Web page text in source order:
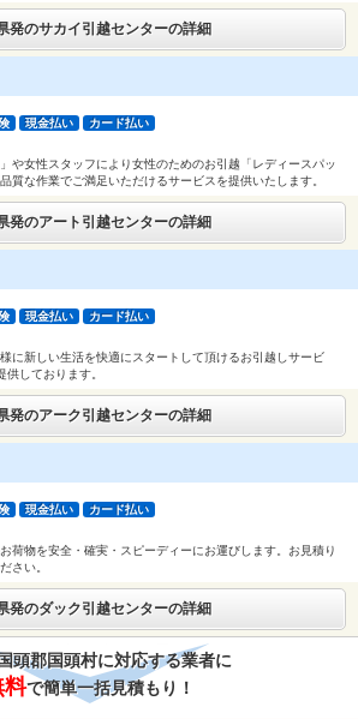
発のサカイ引越センターの詳細
現金払い カード払い
や女性スタッフにより女性のためのお引越「レディースパッ
質な作業でご満足いただけるサービスを提供いたします。
発のアート引越センターの詳細
現金払い カード払い
に新しい生活を快適にスタートして頂けるお引越しサービ
供しております。
発のアーク引越センターの詳細
現金払い カード払い
荷物を安全・確実・スピーディーにお運びします。お見積り
さい。
発のダック引越センターの詳細
頭郡国頭村に対応する業者に
料で簡単一括見積もり！